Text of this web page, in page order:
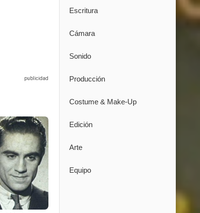
Escritura
Cámara
Sonido
Producción
Costume & Make-Up
Edición
Arte
Equipo